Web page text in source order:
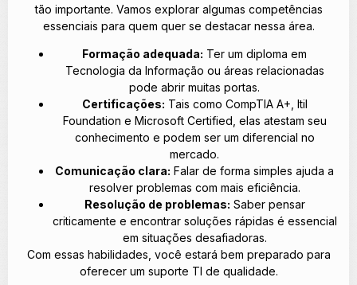
tão importante. Vamos explorar algumas competências
essenciais para quem quer se destacar nessa área.
Formação adequada: Ter um diploma em
Tecnologia da Informação ou áreas relacionadas
pode abrir muitas portas.
Certificações: Tais como CompTIA A+, Itil
Foundation e Microsoft Certified, elas atestam seu
conhecimento e podem ser um diferencial no
mercado.
Comunicação clara: Falar de forma simples ajuda a
resolver problemas com mais eficiência.
Resolução de problemas: Saber pensar
criticamente e encontrar soluções rápidas é essencial
em situações desafiadoras.
Com essas habilidades, você estará bem preparado para
oferecer um suporte TI de qualidade.